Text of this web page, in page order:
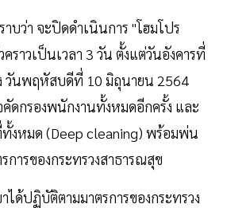
บว่า จะปิดดำเนินการ "โฮมโปร
ราวเป็นเวลา 3 วัน ตั้งแต่วันอังคารที่
วันพฤหัสบดีที่ 10 มิถุนายน 2564
ดกรองพนักงานทั้งหมดอีกครั้ง และ
งหมด (Deep cleaning) พร้อมพ่น
การของกระทรวงสาธารณสุข
ได้ปฏิบัติตามมาตรการของกระทรวง